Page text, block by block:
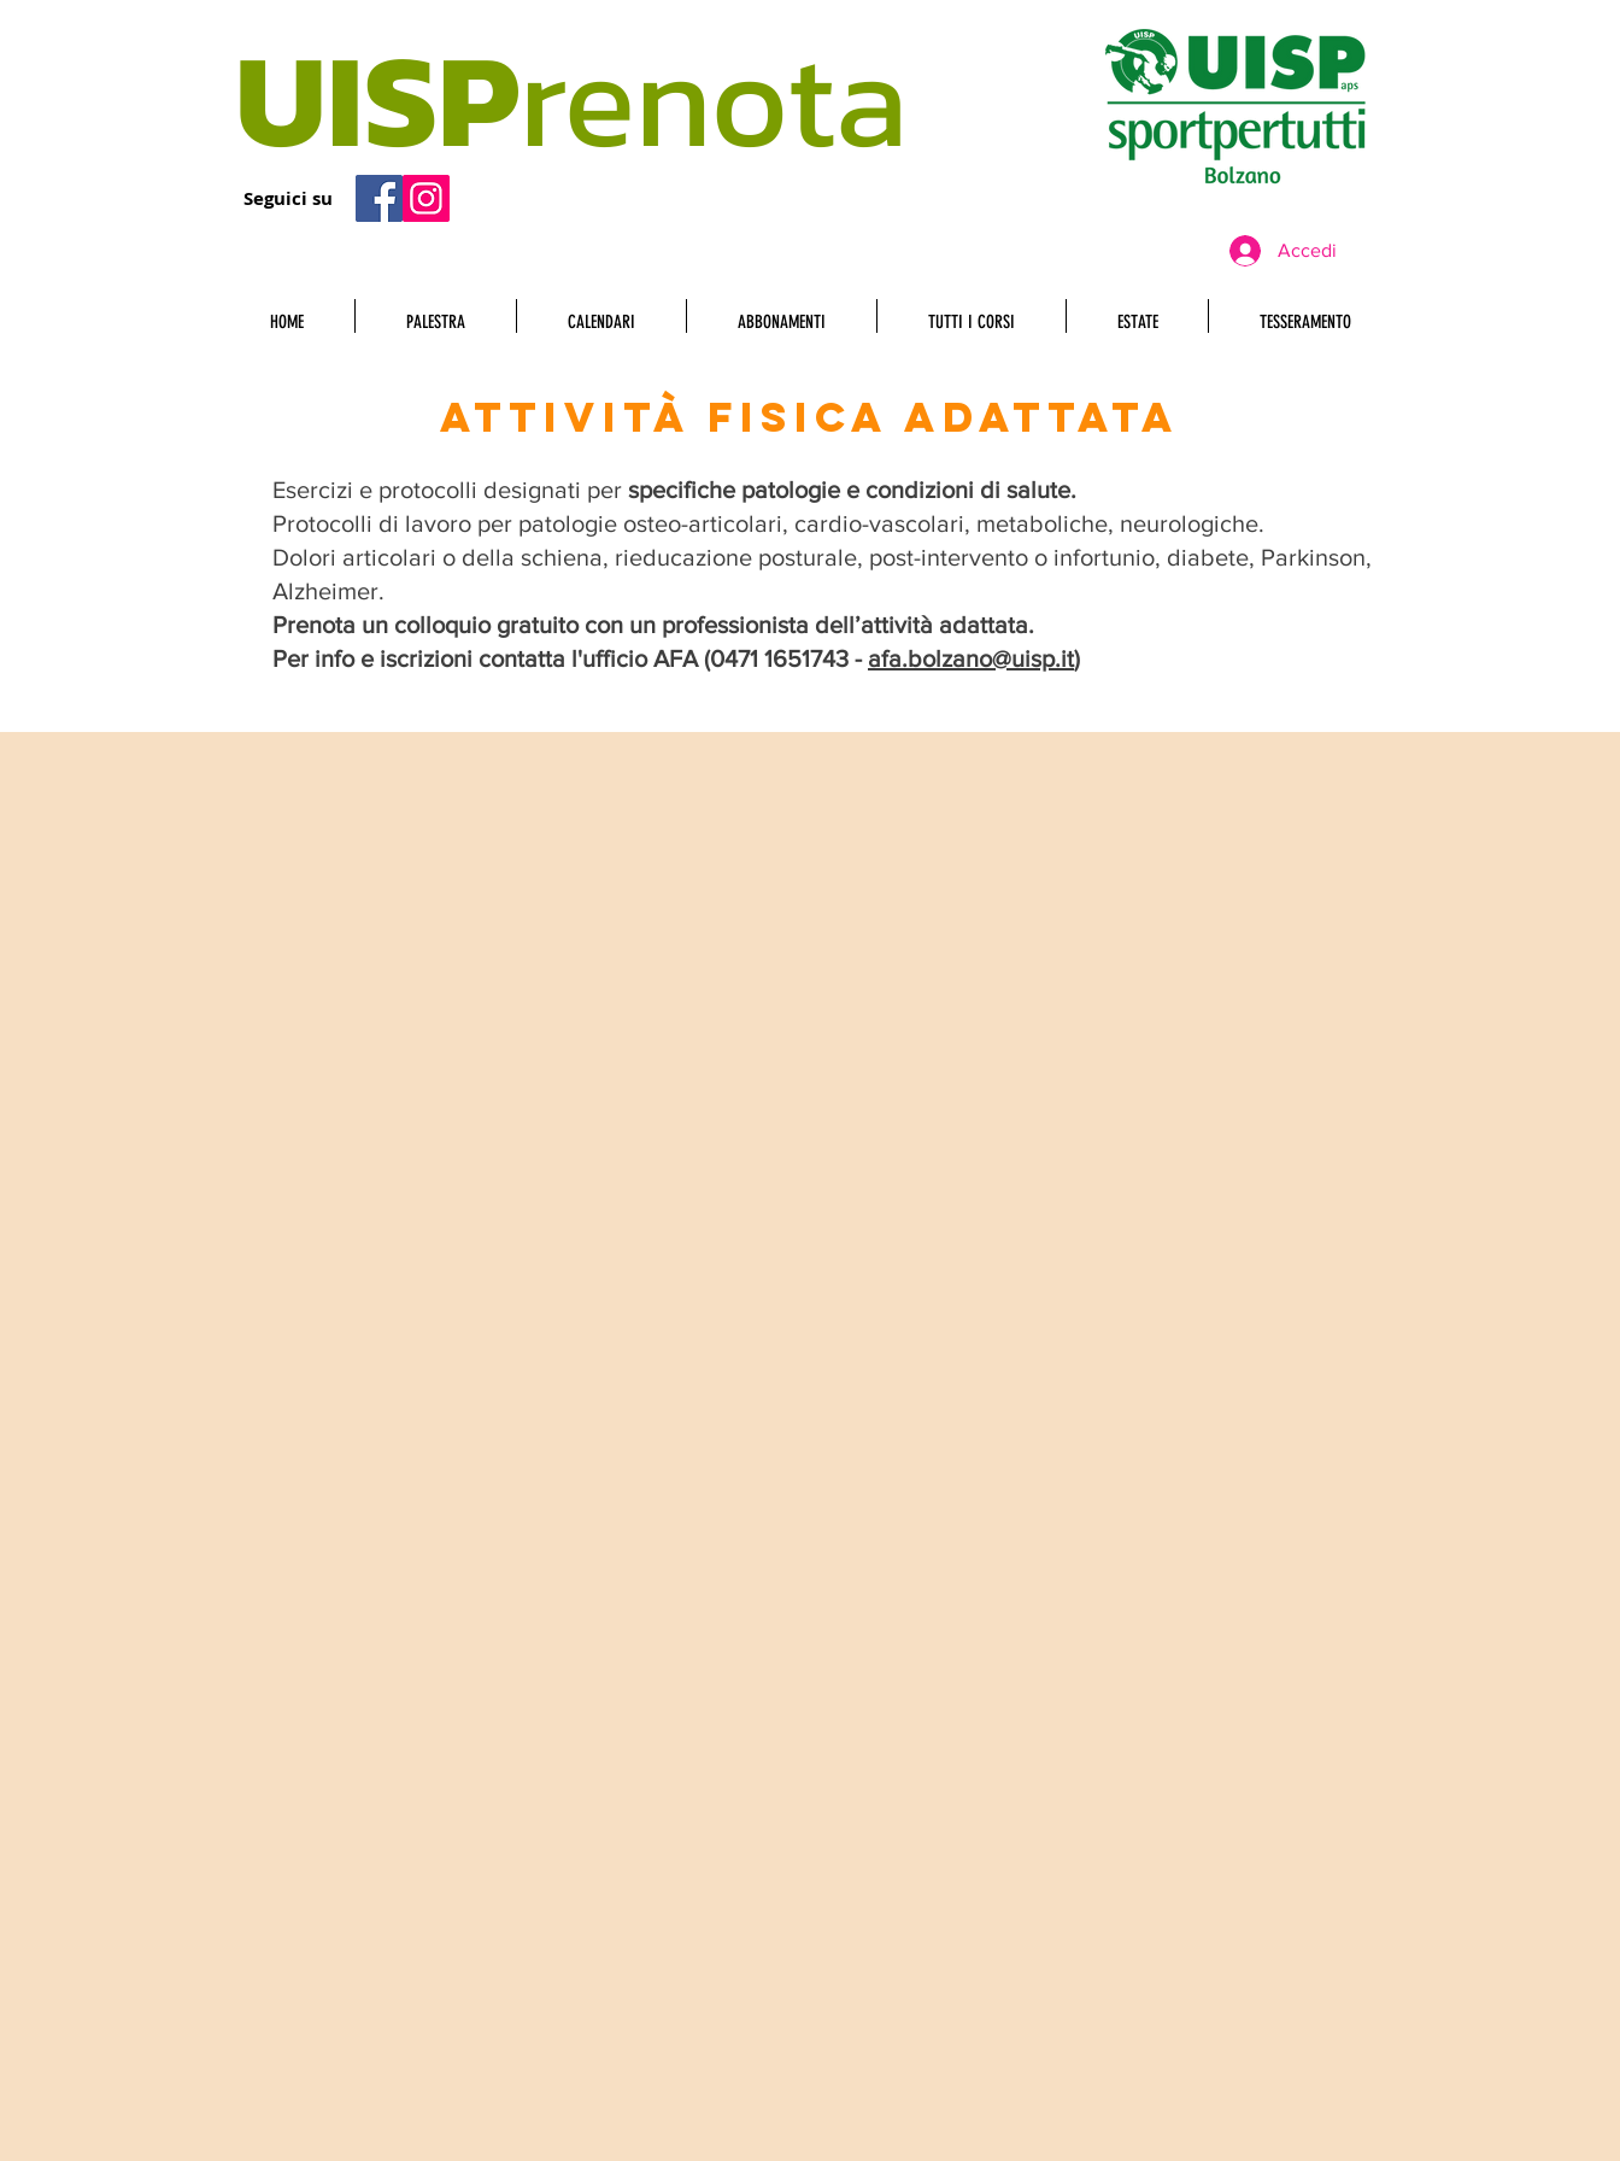
UISPrenota
Seguici su
Accedi
HOME PALESTRA CALENDARI ABBONAMENTI TUTTI I CORSI ESTATE TESSERAMENTO
ATTIVITÀ FISICA ADATTATA
Esercizi e protocolli designati per specifiche patologie e condizioni di salute.
Protocolli di lavoro per patologie osteo-articolari, cardio-vascolari, metaboliche, neurologiche.
Dolori articolari o della schiena, rieducazione posturale, post-intervento o infortunio, diabete, Parkinson,
Alzheimer.
Prenota un colloquio gratuito con un professionista dell’attività adattata.
Per info e iscrizioni contatta l'ufficio AFA (0471 1651743 - afa.bolzano@uisp.it)